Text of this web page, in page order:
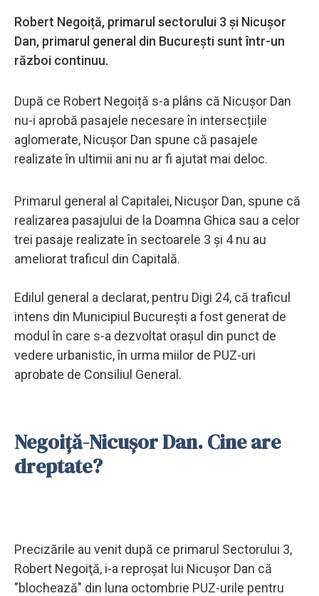
Robert Negoiță, primarul sectorului 3 și Nicușor
Dan, primarul general din București sunt într-un
război continuu.
După ce Robert Negoiță s-a plâns că Nicușor Dan
nu-i aprobă pasajele necesare în intersecțiile
aglomerate, Nicușor Dan spune că pasajele
realizate în ultimii ani nu ar fi ajutat mai deloc.
Primarul general al Capitalei, Nicuşor Dan, spune că
realizarea pasajului de la Doamna Ghica sau a celor
trei pasaje realizate în sectoarele 3 şi 4 nu au
ameliorat traficul din Capitală.
Edilul general a declarat, pentru Digi 24, că traficul
intens din Municipiul Bucureşti a fost generat de
modul în care s-a dezvoltat oraşul din punct de
vedere urbanistic, în urma miilor de PUZ-uri
aprobate de Consiliul General.
Negoiță-Nicușor Dan. Cine are
dreptate?
Precizările au venit după ce primarul Sectorului 3,
Robert Negoiţă, i-a reproşat lui Nicuşor Dan că
"blochează" din luna octombrie PUZ-urile pentru